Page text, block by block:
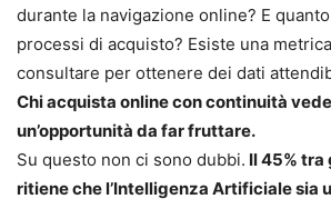
durante la navigazione online? E
processi di acquisto? Esiste una
consultare per ottenere dei dati
Chi acquista online con continuità vede
un’opportunità da far fruttare.
Su questo non ci sono dubbi. Il 45%
ritiene che l’Intelligenza Artificiale sia